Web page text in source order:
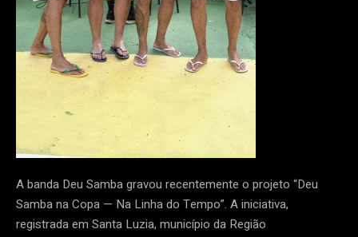
A banda Deu Samba gravou recentemente o projeto “Deu
Samba na Copa — Na Linha do Tempo”. A iniciativa,
registrada em Santa Luzia, município da Região